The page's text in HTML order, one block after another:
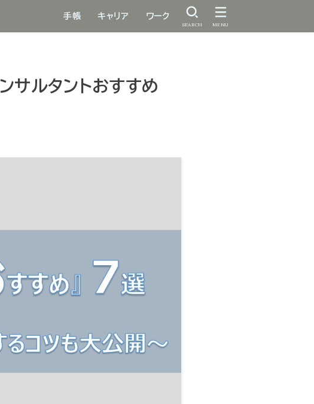
手帳 キャリア ワーク
SEARCH MENU
サルタントおすすめ